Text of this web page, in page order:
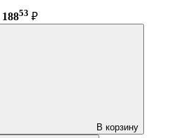
18853 ₽
В корзину